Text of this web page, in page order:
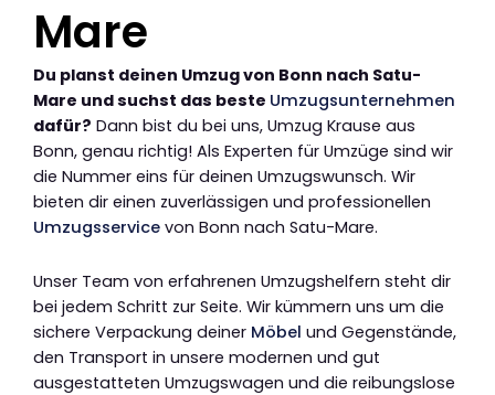
Mare
Du planst deinen Umzug von Bonn nach Satu-
Mare und suchst das beste Umzugsunternehmen
dafür? Dann bist du bei uns, Umzug Krause aus
Bonn, genau richtig! Als Experten für Umzüge sind wir
die Nummer eins für deinen Umzugswunsch. Wir
bieten dir einen zuverlässigen und professionellen
Umzugsservice von Bonn nach Satu-Mare.
Unser Team von erfahrenen Umzugshelfern steht dir
bei jedem Schritt zur Seite. Wir kümmern uns um die
sichere Verpackung deiner Möbel und Gegenstände,
den Transport in unsere modernen und gut
ausgestatteten Umzugswagen und die reibungslose